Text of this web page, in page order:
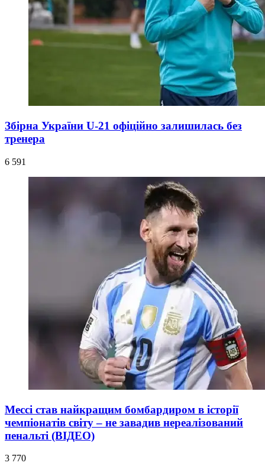
Збірна України U-21 офіційно залишилась без
тренера
6 591
Мессі став найкращим бомбардиром в історії
чемпіонатів світу – не завадив нереалізований
пенальті (ВІДЕО)
3 770